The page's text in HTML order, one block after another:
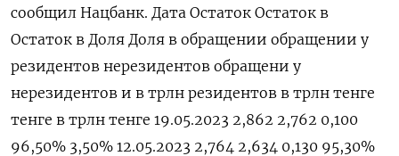
сообщил Нацбанк. Дата Остаток Остаток в
Остаток в Доля Доля в обращении обращении у
резидентов нерезидентов обращени у
нерезидентов и в трлн резидентов в трлн тенге
тенге в трлн тенге 19.05.2023 2,862 2,762 0,100
96,50% 3,50% 12.05.2023 2,764 2,634 0,130 95,30%